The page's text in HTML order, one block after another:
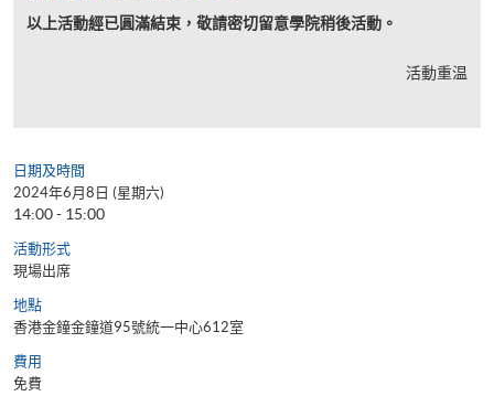
以上活動經已圓滿結束，敬請密切留意學院稍後活動。
活動重温
日期及時間
2024年6月8日 (星期六)
14:00 - 15:00
活動形式
現場出席
地點
香港金鐘金鐘道95號統一中心612室
費用
免費